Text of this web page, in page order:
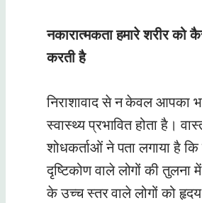
नकारात्मकता हमारे शरीर को
करती है
निराशावाद से न केवल आपका
स्वास्थ्य प्रभावित होता है।
शोधकर्ताओं ने पता लगाया है
दृष्टिकोण वाले लोगों की तुलना
के उच्च स्तर वाले लोगों को हृदय